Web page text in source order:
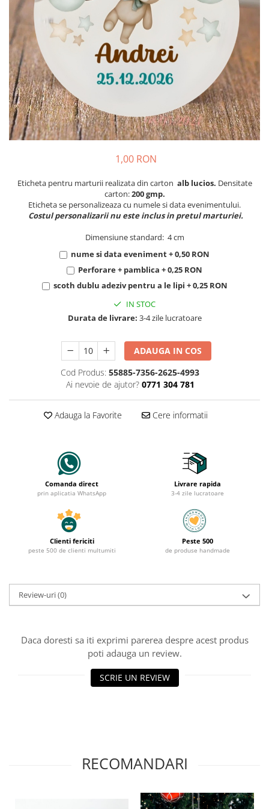
Meniuri & nr de BOTEZ
Plicuri si cartoane pentru INVITATII
TAVA pentru MOT
Cruciulite de BOTEZ
Invitatii BANCHET
Baloane & decoratiuni BOTEZ
Trusouri & Lumanari Botez
Pahare Miri & Nasi
Cocarde nunta
Inmormatare/pomana
Meniuri pentru NUNTA
Decoratiuni NUNTA
1,00 RON
Eticheta pentru marturii realizata din carton alb lucios. Densitate
carton:200 gmp.
Eticheta se personalizeaza cu numele si data evenimentului.
Costul personalizarii nu este inclus in pretul marturiei.
Dimensiune standard: 4 cm
nume si data eveniment + 0,50 RON
Perforare + pamblica + 0,25 RON
scoth dublu adeziv pentru a le lipi + 0,25 RON
IN STOC
Durata de livrare: 3-4 zile lucratoare
ADAUGA IN COS
Cod Produs: 55885-7356-2625-4993
Ai nevoie de ajutor? 0771 304 781
Adauga la Favorite Cere informatii
Comanda direct
prin aplicatia WhatsApp
Livrare rapida
3-4 zile lucratoare
Clienti fericiti
peste 500 de clienti multumiti
Peste 500
de produse handmade
Review-uri(0)
Daca doresti sa iti exprimi parerea despre acest produs
poti adauga un review.
SCRIE UN REVIEW
RECOMANDARI